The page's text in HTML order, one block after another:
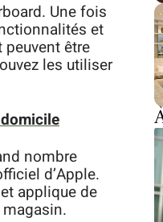
Une fois
et
être
les utiliser
nombre
d’Apple.
applique de